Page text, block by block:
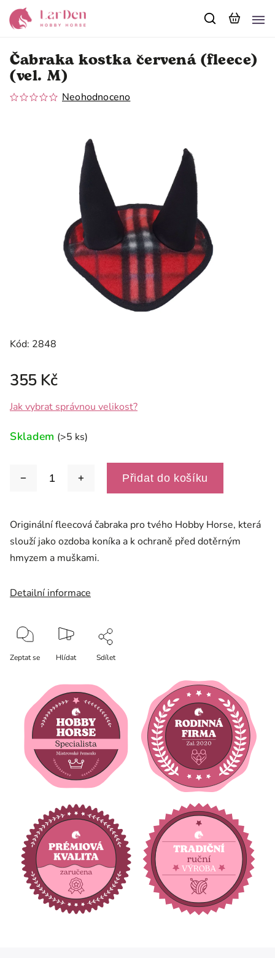
Čabraka kostka červená (fleece)
(vel. M)
Neohodnoceno
Kód: 2848
355 Kč
Skladem (>5 ks)
Jak vybrat správnou velikost?
Přidat do košíku
Originální fleecová čabraka pro tvého Hobby Horse, která
slouží jako ozdoba koníka a k ochraně před dotěrným
hmyzem a muškami.
Detailní informace
Zeptat se Hlídat Sdílet